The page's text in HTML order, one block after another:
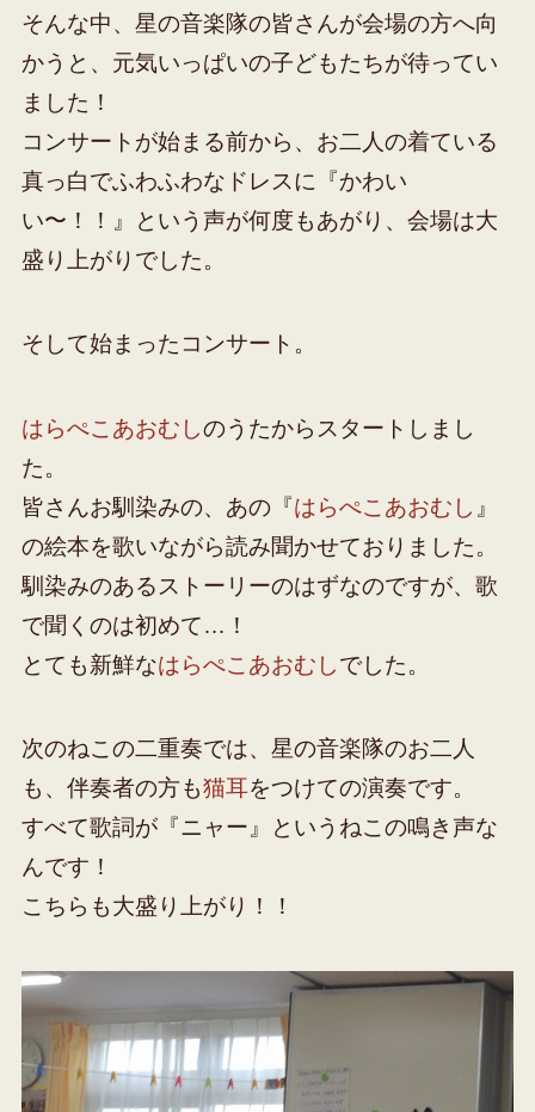
そんな中、星の音楽隊の皆さんが会場の方へ向
かうと、元気いっぱいの子どもたちが待ってい
ました！
コンサートが始まる前から、お二人の着ている
真っ白でふわふわなドレスに『かわい
い〜！！』という声が何度もあがり、会場は大
盛り上がりでした。
そして始まったコンサート。
はらぺこあおむしのうたからスタートしまし
た。
皆さんお馴染みの、あの『はらぺこあおむし 』
の絵本を歌いながら読み聞かせておりました。
馴染みのあるストーリーのはずなのですが、歌
で聞くのは初めて…！
とても新鮮なはらぺこあおむしでした。
次のねこの二重奏では、星の音楽隊のお二人
も、伴奏者の方も猫耳をつけての演奏です。
すべて歌詞が『ニャー』というねこの鳴き声な
んです！
こちらも大盛り上がり！！